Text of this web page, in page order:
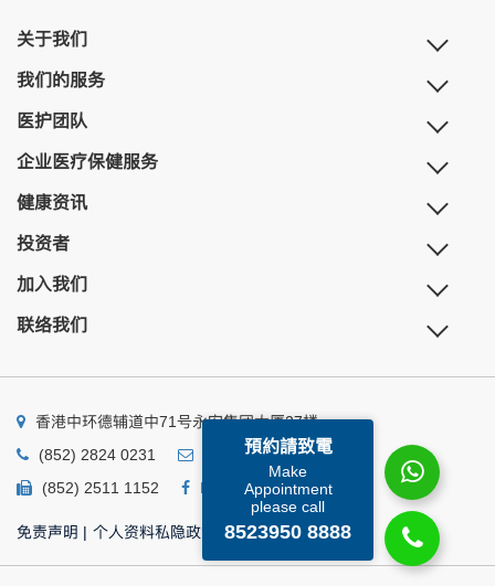
預約請致電
Make
Appointment
please call
8523950 8888
关于我们
我们的服务
医护团队
企业医疗保健服务
健康资讯
投资者
加入我们
联络我们
香港中环德辅道中71号永安集团大厦27楼
(852) 2824 0231
business@ump.com.hk
(852) 2511 1152
Facebook Linkedin
免责声明 | 个人资料私隐政策 | 个人资料收集声明